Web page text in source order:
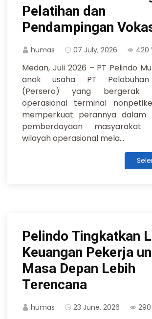
Pelatihan dan
Pendampingan
humas 07 July, 2026 420
Medan, Juli 2026 – PT Pelindo
anak usaha PT Pelabuhan
(Persero) yang bergerak
operasional terminal
memperkuat perannya dalam
pemberdayaan
wilayah operasional mela...
Pelindo Tingkatkan
Keuangan Pekerja
Masa Depan Lebih
Terencana
humas 23 June, 2026